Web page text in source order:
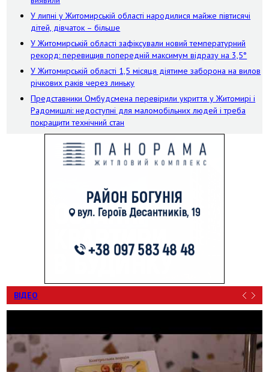
У липні у Житомирській області народилися майже півтисячі
дітей, дівчаток – більше
У Житомирській області зафіксували новий температурний
рекорд: перевищив попередній максимум відразу на 3,5°
У Житомирській області 1,5 місяця діятиме заборона на вилов
річкових раків через линьку
Представники Омбудсмена перевірили укриття у Житомирі і
Радомишлі: недоступні для маломобільних людей і треба
покращити технічний стан
ВІДЕО